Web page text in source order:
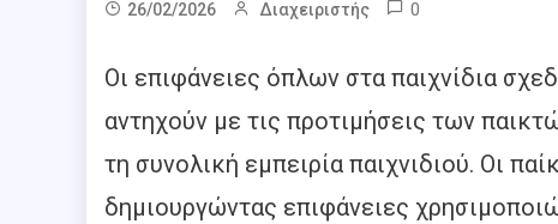
26/02/2026 Διαχειριστής 0
Οι επιφάνειες όπλων στα παιχνίδια
αντηχούν με τις προτιμήσεις των
τη συνολική εμπειρία παιχνιδιού. Οι
δημιουργώντας επιφάνειες